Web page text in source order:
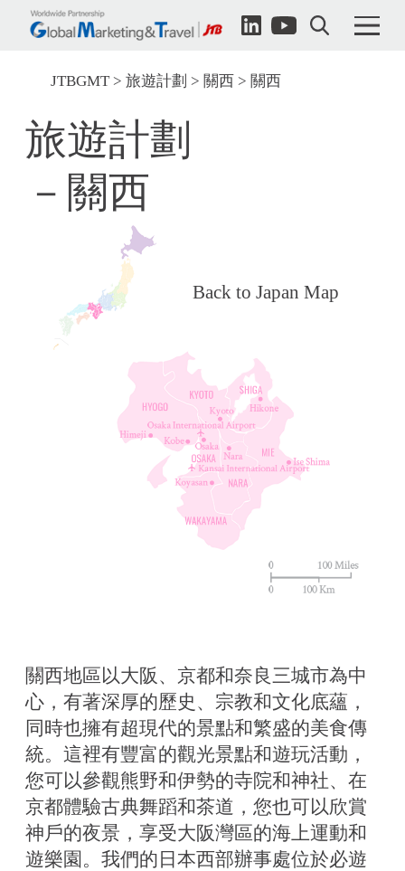
JTBGMT 旅遊計劃 關西 關西
旅遊計劃
－關西
Back to Japan Map
關西地區以大阪、京都和奈良三城市為中
心，有著深厚的歷史、宗教和文化底蘊，
同時也擁有超現代的景點和繁盛的美食傳
統。這裡有豐富的觀光景點和遊玩活動，
您可以參觀熊野和伊勢的寺院和神社、在
京都體驗古典舞蹈和茶道，您也可以欣賞
神戶的夜景，享受大阪灣區的海上運動和
遊樂園。我們的日本西部辦事處位於必遊